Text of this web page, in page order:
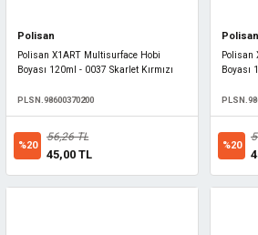
Polisan
Polisan X1ART Multisurface Hobi
Boyası 120ml - 0037 Skarlet Kırmızı
PLSN.98600370200
%20
56,26 TL
45,00 TL
Polisan
Polisan
Boyası
%20